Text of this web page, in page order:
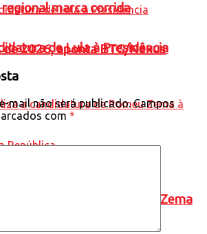
marca corrida
2026, aponta BTG/Nexus
a candidatura de Romeu Zema
de Lula à Presidência
mail não será publicado.Campos
com *